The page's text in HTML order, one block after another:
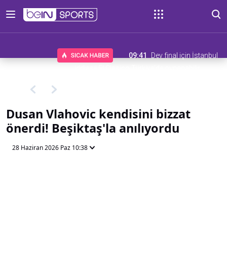
09:41
Dev final için İstanbul
Dusan Vlahovic kendisini bizzat
önerdi! Beşiktaş'la anılıyordu
28 Haziran 2026 Paz 10:38